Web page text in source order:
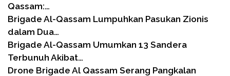
Qassam:…
Brigade Al-Qassam Lumpuhkan Pasukan Zionis
dalam Dua…
Brigade Al-Qassam Umumkan 13 Sandera
Terbunuh Akibat…
Drone Brigade Al Qassam Serang Pangkalan